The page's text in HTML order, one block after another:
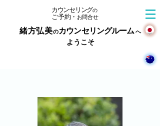
カウンセリングの
​ご予約・ お問合せ
緒方弘美のカウンセリングルームへ
ようこそ